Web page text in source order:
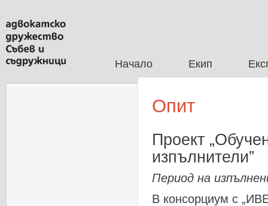
Начало Екип
Опит
Проект
изпълнители”
Период на
В консорциум с